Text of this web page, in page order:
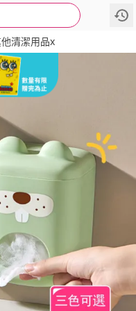
清潔用品x